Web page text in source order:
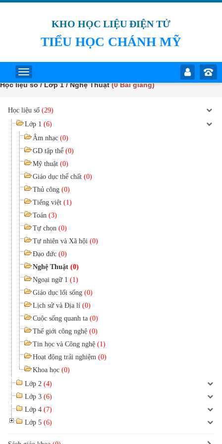
KHO HỌC LIỆU ĐIỆN TỬ
TIỂU HỌC CHÁNH MỸ
Học liệu số / Lớp 1 / Nghệ Thuật(0 Bài giảng)
Học liệu số (29)
Lớp 1 (6)
Âm nhạc (0)
GD tập thể (0)
Mỹ thuật (0)
Giáo dục thể chất (0)
Thủ công (0)
Tiếng việt (1)
Toán (3)
Tự chọn (0)
Tự nhiên và Xã hội (0)
Đạo đức (0)
Nghệ Thuật (0)
Ngoại ngữ 1 (1)
Giáo dục lối sống (0)
Lịch sử và Địa lí (0)
Cuộc sống quanh ta (0)
Thế giới công nghệ (0)
Tin học và Công nghệ (1)
Hoạt động trải nghiệm (0)
Khoa học (0)
Lớp 2 (4)
Lớp 3 (6)
Lớp 4 (7)
Lớp 5 (6)